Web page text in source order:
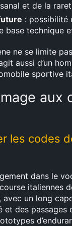
et de la
: possibilité
base technique
ne se limite
aussi d’un
sportive
aux
les codes
dans le
italiennes
avec un long
et des passages